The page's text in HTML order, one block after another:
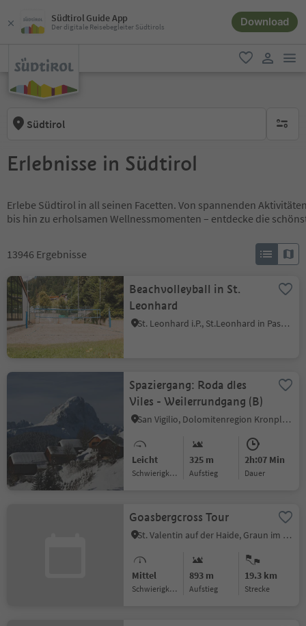
Südtirol Guide App
Der digitale Reisebegleiter Südtirols Download
favorit
Südtirol keine
Erlebnisse in Südtirol
Erlebe Südtirol in all seinen Facetten. Von spannenden
bis hin zu erholsamen Wellnessmomenten – entdecke die
13946 Ergebnisse
Beachvolleyball in St.
Leonhard
St. Leonhard i.P., St.Leonhard in Passeier, Meran und Umgebung
Spaziergang: Roda dles
Viles - Weilerrundgang (B)
San Vigilio, Dolomitenregion Kronplatz
Leicht
Schwierigkeitsgrad
325 m
Aufstieg
2h:07 Min
Dauer
Goasbergcross Tour
St. Valentin auf der Haide, Graun im Vinschgau, Vinschgau
Mittel
Schwierigkeitsgrad
893 m
Aufstieg
19.3 km
Strecke